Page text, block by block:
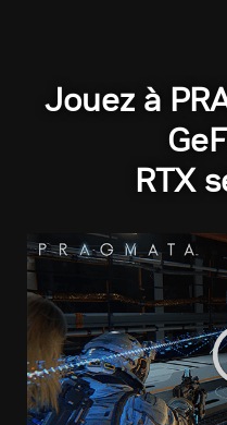
Jouez à
RTX